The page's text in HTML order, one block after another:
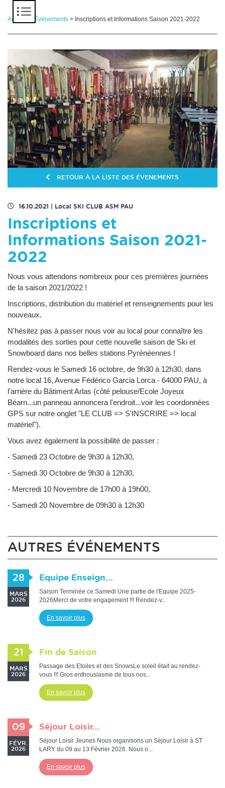
Accueil Événements > Inscriptions et Informations Saison 2021-2022
RETOUR À LA LISTE DES ÉVENEMENTS
16.10.2021 Local SKI CLUB ASM PAU
Inscriptions et
Informations Saison 2021-
2022
Nous vous attendons nombreux pour ces premières journées
de la saison 2021/2022 !
Inscriptions, distribution du matériel et renseignements pour les
nouveaux.
N'hésitez pas à passer nous voir au local pour connaître les
modalités des sorties pour cette nouvelle saison de Ski et
Snowboard dans nos belles stations Pyrénéennes !
Rendez-vous le Samedi 16 octobre, de 9h30 à 12h30, dans
notre local 16, Avenue Fédérico Garcia Lorca - 64000 PAU, à
l'arrière du Bâtiment Arlas (côté pelouse/Ecole Joyeux
Béarn...un panneau annoncera l'endroit...voir les coordonnées
GPS sur notre onglet "LE CLUB => S'INSCRIRE => local
matériel").
Vous avez également la possibilité de passer :
- Samedi 23 Octobre de 9h30 à 12h30,
- Samedi 30 Octobre de 9h30 à 12h30,
- Mercredi 10 Novembre de 17h00 à 19h00,
- Samedi 20 Novembre de 09h30 à 12h30
AUTRES ÉVÉNEMENTS
28
MARS
2026
Equipe Enseign...
Saison Terminée ce Samedi Une partie de l'Equipe 2025-
2026Merci de votre engagement !!! Rendez-v...
En savoir plus
21
MARS
2026
Fin de Saison
Passage des Etoiles et des SnowsLe soleil était au rendez-
vous !!! Gros enthousiasme de tous nos...
En savoir plus
09
FÉVR.
2026
Séjour Loisir...
Séjour Loisir Jeunes Nous organisons un Séjour Loisir à ST
LARY du 09 au 13 Février 2026. Nous o...
En savoir plus